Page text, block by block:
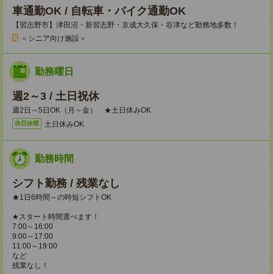
車通勤OK / 自転車・バイク通勤OK
【習志野市】津田沼・新習志野・京成大久保・谷津など勤務地多数！
＜シニア向け施設＞
勤務曜日
週2～3 / 土日祝休
週2日～5日OK（月～金） ★土日休みOK
休日休暇 土日休みOK
勤務時間
シフト勤務 / 残業なし
★1日6時間～の時短シフトOK
★スタート時間選べます！
7:00～16:00
9:00～17:00
11:00～19:00
など
残業なし！